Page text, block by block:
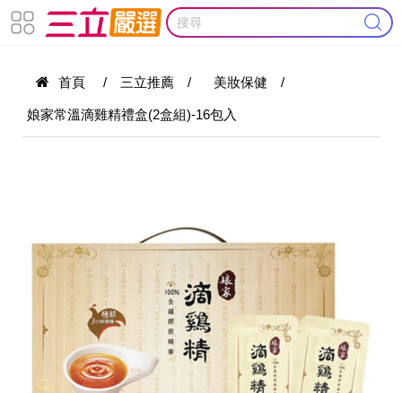
首頁 / 三立推薦 / 美妝保健 /
娘家常溫滴雞精禮盒(2盒組)-16包入